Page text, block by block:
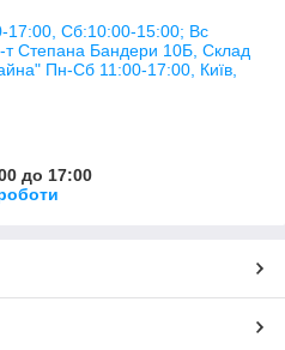
17:00, Сб:10:00-15:00; Вс
т Степана Бандери 10Б, Склад
Пн-Cб 11:00-17:00, Київ,
до 17:00